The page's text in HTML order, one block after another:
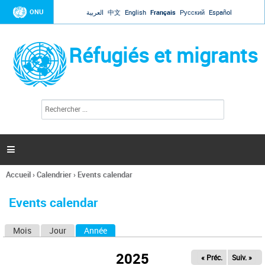
Jump to navigation
ONU العربية 中文 English Français Русский Español
Réfugiés et migrants
l
c
h
e

Vous
ici
Accueil›Calendrier› Events calendar
Events calendar
Mois Jour Année
2025 « Préc. Suiv. »